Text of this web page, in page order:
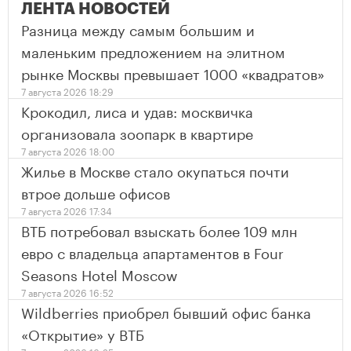
ЛЕНТА НОВОСТЕЙ
Разница между самым большим и
маленьким предложением на элитном
рынке Москвы превышает 1000 «квадратов»
7 августа 2026 18:29
Крокодил, лиса и удав: москвичка
организовала зоопарк в квартире
7 августа 2026 18:00
Жилье в Москве стало окупаться почти
втрое дольше офисов
7 августа 2026 17:34
ВТБ потребовал взыскать более 109 млн
евро с владельца апартаментов в Four
Seasons Hotel Moscow
7 августа 2026 16:52
Wildberries приобрел бывший офис банка
«Открытие» у ВТБ